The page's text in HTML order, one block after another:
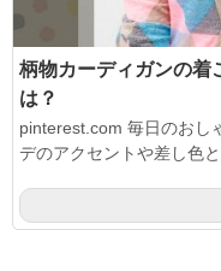
柄物カーディガンの着
は？
pinterest.com 毎日のおし
デのアクセントや差し色